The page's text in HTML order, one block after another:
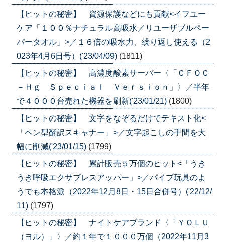
【ヒットの秘密】 資源保護などにも貢献<イフユー
ケア「１００％ナチュラル高吸水／リユーザブルペー
パータオル」>／１６倍の吸水力、繰り返し使える（2
023年4月6日号）('23/04/09) (1811)
【ヒットの秘密】 高濃度酸素サーバー〈「ＣＦＯＣ
－Ｈｇ Ｓｐｅｃｉａｌ Ｖｅｒｓｉｏｎ」〉／半年
で４０００台売れた機器を刷新('23/01/21) (1800)
【ヒットの秘密】 文字をなぞるだけでテキスト化<
「ペン型翻訳スキャナー」>／文字起こしの手間を大
幅に削減('23/01/15) (1799)
【ヒットの秘密】 累計販売５万個のヒット<「うき
うき呼吸エクサブレスアッパー」>／パイプ玩具のよ
うでも本格派（2022年12月8日・15日合併号）('22/12/
11) (1797)
【ヒットの秘密】 ナイトケアブランド〈「ＹＯＬＵ
（ヨル）」〉／約１年で１０００万個（2022年11月3